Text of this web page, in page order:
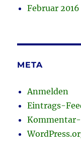
Februar 2016
META
Anmelden
Eintrags-
Kommentar-